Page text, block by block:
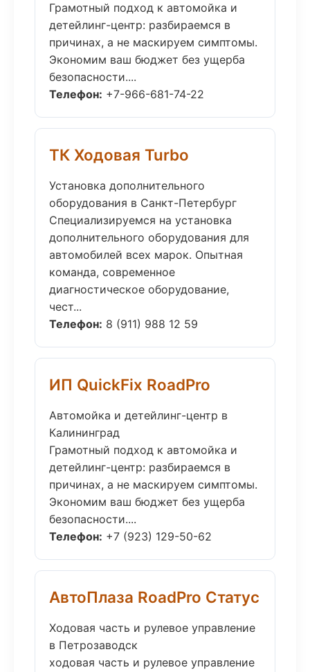
Грамотный подход к автомойка и
детейлинг-центр: разбираемся в
причинах, а не маскируем симптомы.
Экономим ваш бюджет без ущерба
безопасности....
Телефон: +7-966-681-74-22
ТК Ходовая Turbo
Установка дополнительного
оборудования в Санкт-Петербург
Специализируемся на установка
дополнительного оборудования для
автомобилей всех марок. Опытная
команда, современное
диагностическое оборудование,
чест...
Телефон: 8 (911) 988 12 59
ИП QuickFix RoadPro
Автомойка и детейлинг-центр в
Калининград
Грамотный подход к автомойка и
детейлинг-центр: разбираемся в
причинах, а не маскируем симптомы.
Экономим ваш бюджет без ущерба
безопасности....
Телефон: +7 (923) 129-50-62
АвтоПлаза RoadPro Статус
Ходовая часть и рулевое управление
в Петрозаводск
ходовая часть и рулевое управление